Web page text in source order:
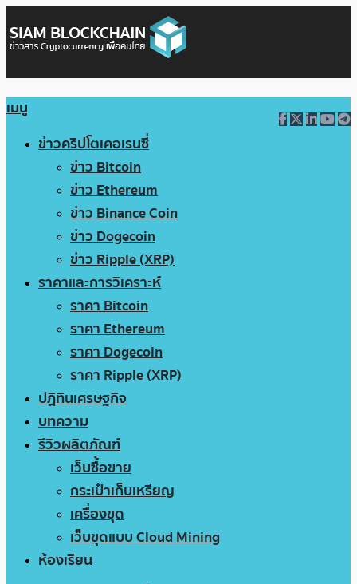
เมนู
ข่าวคริปโตเคอเรนซี่
ข่าว Bitcoin
ข่าว Ethereum
ข่าว Binance Coin
ข่าว Dogecoin
ข่าว Ripple (XRP)
ราคาและการวิเคราะห์
ราคา Bitcoin
ราคา Ethereum
ราคา Dogecoin
ราคา Ripple (XRP)
ปฏิทินเศรษฐกิจ
บทความ
รีวิวผลิตภัณฑ์
เว็บซื้อขาย
กระเป๋าเก็บเหรียญ
เครื่องขุด
เว็บขุดแบบ Cloud Mining
ห้องเรียน